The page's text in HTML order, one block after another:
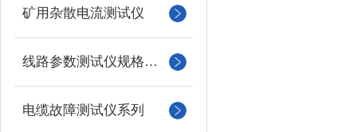
矿用杂散电流测试仪
线路参数测试仪规格型号
电缆故障测试仪系列